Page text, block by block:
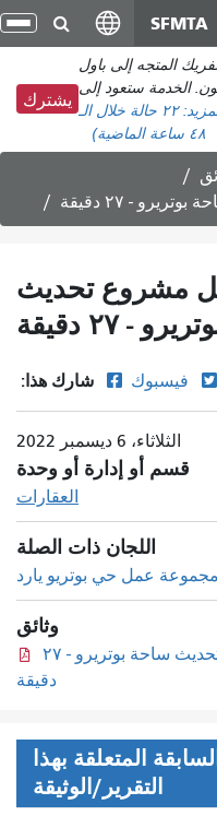
SFMTA
المتجه إلى باول
الخدمة ستعود إلى
٢٢ حالة
خلال الـ
٤٨ ساعة الماضية)
يشترك
- ٢٧ دقيقة
مشروع تحديث
- ٢٧ دقيقة
شارك هذا: فيسبوك
الثلاثاء، 6 ديسمبر 2022
قسم أو إدارة أو وحدة
العقارات
اللجان ذات الصلة
مجموعة عمل حي بوتريو يارد
وثائق
اجتماع فريق عمل مشروع تحديث ساحة بوتريرو - ٢٧
دقيقة
المتعلقة بهذا
التقرير/الوثيقة